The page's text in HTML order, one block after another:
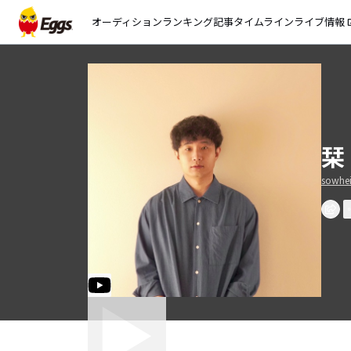
オーディションランキング記事タイムラインライブ情報
栞
sowhei